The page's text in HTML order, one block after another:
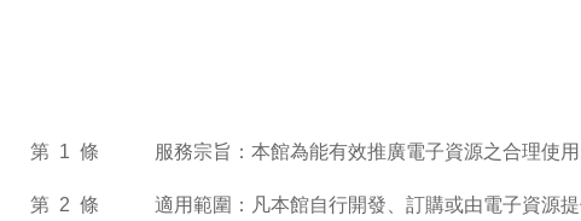
第 1 條 服務宗旨：本館為能有效推廣電子資源之合理使
第 2 條
適用範圍：凡本館自行開發、訂購或由電子資源